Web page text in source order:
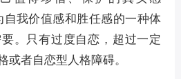
自我价值感和胜任感的一种体
。只有过度自恋，超过一定
者自恋型人格障碍。